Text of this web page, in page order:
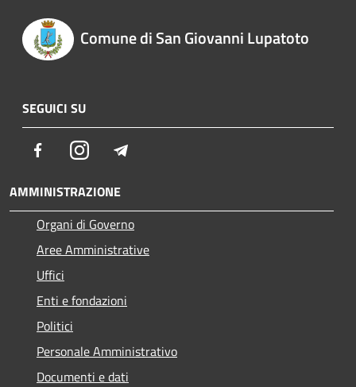
Comune di San Giovanni Lupatoto
SEGUICI SU
FacebookInstagram
AMMINISTRAZIONE
Organi di Governo
Aree Amministrative
Uffici
Enti e fondazioni
Politici
Personale Amministrativo
Documenti e dati